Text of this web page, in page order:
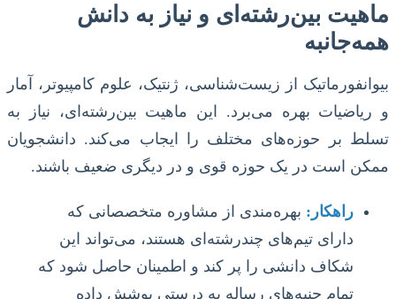
ماهیت بین‌رشته‌ای و نیاز به دانش
همه‌جانبه
بیوانفورماتیک از زیست‌شناسی، ژنتیک، علوم کامپیوتر، آمار
و ریاضیات بهره می‌برد. این ماهیت بین‌رشته‌ای، نیاز به
تسلط بر حوزه‌های مختلف را ایجاب می‌کند. دانشجویان
ممکن است در یک حوزه قوی و در دیگری ضعیف باشند.
راهکار: بهره‌مندی از مشاوره متخصصانی که
دارای تیم‌های چندرشته‌ای هستند، می‌تواند این
شکاف دانشی را پر کند و اطمینان حاصل شود که
تمام جنبه‌های رساله به درستی پوشش داده